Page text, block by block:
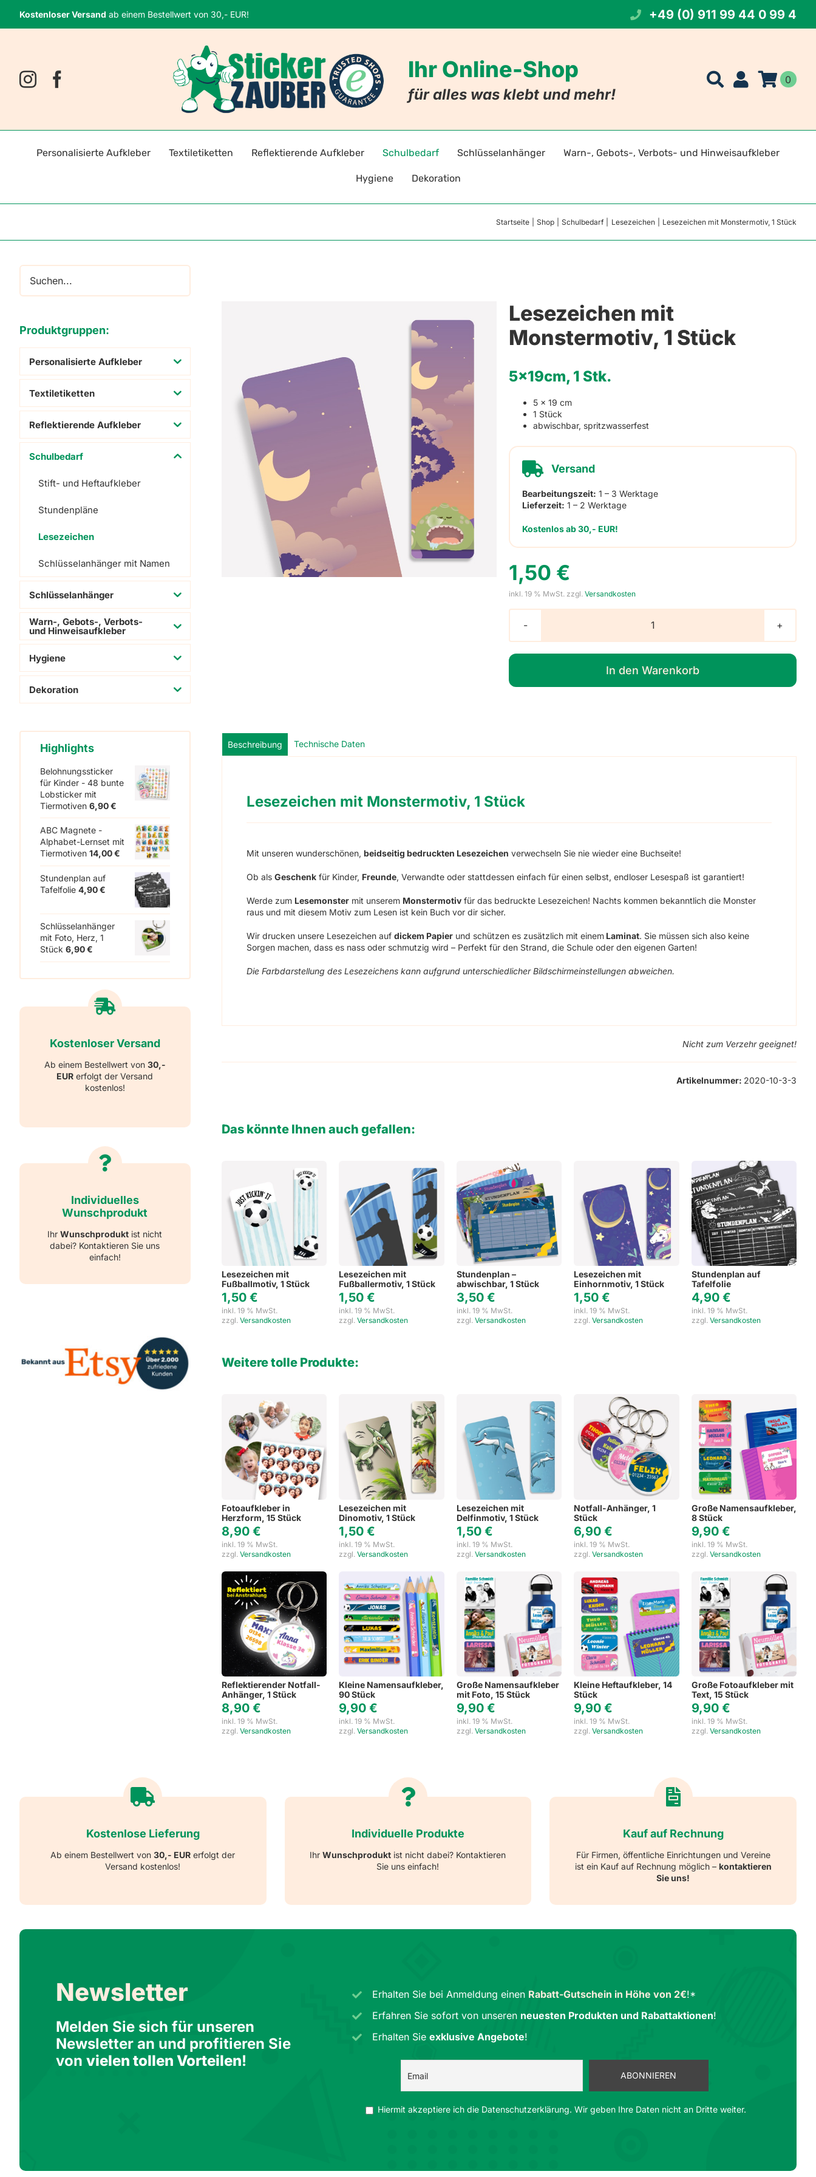
Inhalt
springen
Kostenloser Versand ab einem Bestellwert von 30,- EUR! +49 (0) 911 99 44 0 99 4
Ihr Online-Shop
für alles was klebt und mehr!
0
Personalisierte Aufkleber
Namensaufkleber
Adressaufkleber
Textiletiketten
Bügeletiketten
Reflektierende Aufkleber
Fahrradreflektoren selbstklebend
Schulbedarf
Stift- und Heftaufkleber
Schlüsselanhänger
Schlüsselanhänger mit Namen
Warn-, Gebots-, Verbots- und Hinweisaufkleber
Warnzeichen
Hygiene Dekoration
Sets
Startseite Shop Schulbedarf Lesezeichen Lesezeichen mit Monstermotiv, 1 Stück
Lesezeichen mit
Monstermotiv, 1 Stück
5x19cm, 1 Stk.
5 x 19 cm
1 Stück
abwischbar, spritzwasserfest
Versand
Bearbeitungszeit: 1 – 3 Werktage
Lieferzeit: 1 – 2 Werktage
Kostenlos ab 30,- EUR!
1,50 €
inkl. 19 % MwSt. zzgl.Versandkosten
Lesezeichen
mit
Monstermotiv,
1
Stück
In den Warenkorb
Beschreibung Technische Daten
Lesezeichen mit Monstermotiv, 1 Stück
Mit unseren wunderschönen, beidseitig bedruckten Lesezeichen verwechseln Sie nie wieder eine Buchseite!
Ob als Geschenkfür Kinder, Freunde, Verwandte oder stattdessen einfach für einen selbst, endloser Lesespaß ist garantiert!
Werde zum Lesemonstermit unserem Monstermotivfür das bedruckte Lesezeichen! Nachts kommen bekanntlich die Monster
raus und mit diesem Motiv zum Lesen ist kein Buch vor dir sicher.
Wir drucken unsere Lesezeichen auf dickem Papierund schützen es zusätzlich mit einemLaminat. Sie müssen sich also keine
Sorgen machen, dass es nass oder schmutzig wird – Perfekt für den Strand, die Schule oder den eigenen Garten!
Die Farbdarstellung des Lesezeichens kann aufgrund unterschiedlicher Bildschirmeinstellungen abweichen.
Nicht zum Verzehr geeignet!
Artikelnummer: 2020-10-3-3
Das könnte Ihnen auch gefallen:
Lesezeichen mit
Fußballmotiv, 1 Stück
1,50 €
inkl. 19 % MwSt.
zzgl. Versandkosten
Lesezeichen mit
Fußballermotiv, 1 Stück
1,50€
inkl. 19 % MwSt.
zzgl.Versandkosten
Stundenplan –
abwischbar, 1 Stück
3,50 €
inkl. 19 % MwSt.
zzgl. Versandkosten
Lesezeichen mit
Einhornmotiv, 1 Stück
1,50€
inkl. 19 % MwSt.
zzgl.Versandkosten
Stundenplan auf
Tafelfolie
4,90 €
inkl. 19 % MwSt.
zzgl. Versandkosten
Weitere tolle Produkte:
Fotoaufkleber in
Herzform, 15 Stück
8,90 €
inkl. 19 % MwSt.
zzgl. Versandkosten
Lesezeichen mit
Dinomotiv, 1 Stück
1,50€
inkl. 19 % MwSt.
zzgl.Versandkosten
Lesezeichen mit
Delfinmotiv, 1 Stück
1,50 €
inkl. 19 % MwSt.
zzgl. Versandkosten
Notfall-Anhänger, 1
Stück
6,90€
inkl. 19 % MwSt.
zzgl.Versandkosten
Große Namensaufkleber,
8 Stück
9,90 €
inkl. 19 % MwSt.
zzgl. Versandkosten
Reflektierender Notfall-
Anhänger, 1 Stück
8,90 €
inkl. 19 % MwSt.
zzgl. Versandkosten
Kleine Namensaufkleber,
90 Stück
9,90€
inkl. 19 % MwSt.
zzgl.Versandkosten
Große Namensaufkleber
mit Foto, 15 Stück
9,90 €
inkl. 19 % MwSt.
zzgl. Versandkosten
Kleine Heftaufkleber, 14
Stück
9,90€
inkl. 19 % MwSt.
zzgl.Versandkosten
Große Fotoaufkleber mit
Text, 15 Stück
9,90 €
inkl. 19 % MwSt.
zzgl. Versandkosten
Produktgruppen:
Personalisierte Aufkleber
Textiletiketten
Reflektierende Aufkleber
Schulbedarf
Stift- und Heftaufkleber
Stundenpläne
Lesezeichen
Schlüsselanhänger mit Namen
Schlüsselanhänger
Warn-, Gebots-, Verbots-
und Hinweisaufkleber
Hygiene
Dekoration
Highlights
Belohnungssticker
für Kinder - 48 bunte
Lobsticker mit
Tiermotiven 6,90€
ABC Magnete -
Alphabet-Lernset mit
Tiermotiven 14,00€
Stundenplan auf
Tafelfolie 4,90€
Schlüsselanhänger
mit Foto, Herz, 1
Stück 6,90€
Kostenloser Versand
Ab einem Bestellwert von 30,-
EUR erfolgt der Versand
kostenlos!
Individuelles
Wunschprodukt
IhrWunschprodukt ist nicht
dabei? Kontaktieren Sie uns
einfach!
Kostenlose Lieferung
Ab einem Bestellwert von30,- EUR erfolgt der
Versand kostenlos!
Individuelle Produkte
IhrWunschprodukt ist nicht dabei? Kontaktieren
Sie uns einfach!
Kauf auf Rechnung
Für Firmen, öffentliche Einrichtungen und Vereine
ist ein Kauf auf Rechnung möglich – kontaktieren
Sie uns!
Newsletter
Melden Sie sich für unseren
Newsletter an und profitieren Sie
von vielen tollen Vorteilen!
Erhalten Sie bei Anmeldung einen Rabatt-Gutschein in Höhe von 2€!*
Erfahren Sie sofort von unseren neuesten Produkten und Rabattaktionen!
Erhalten Sie exklusive Angebote!
Hiermit akzeptiere ich die Datenschutzerklärung. Wir geben Ihre Daten nicht an Dritte weiter.